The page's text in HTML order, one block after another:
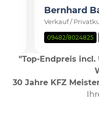
Bernhard
Verkauf /
09482/8024825
"Top-Endpreis
30 Jahre KFZ